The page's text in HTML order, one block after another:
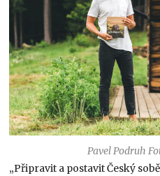
Pavel Podruh
„Připravit a postavit Český